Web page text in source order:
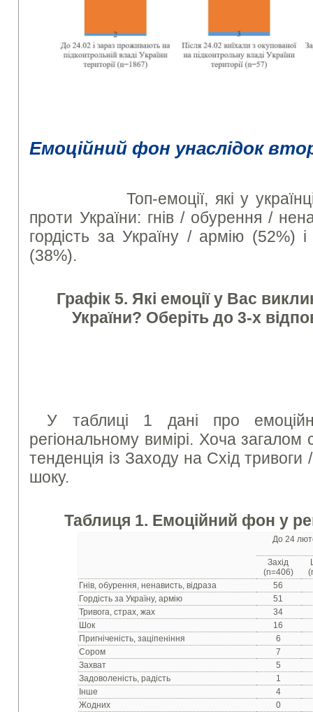
Емоційний фон унаслідок
Топ-емоції, які у українців
проти України: гнів / обурення /
гордість за Україну / армію (52%)
(38%).
Графік 5. Які емоції у Вас
України? Оберіть до 3-х
У таблиці 1 дані про
регіональному вимірі. Хоча загалом
тенденція із Заходу на Схід
шоку.
Таблиця 1. Емоційний фон у
До 24
Захід
(n=406)
Гнів, обурення, ненависть, відраза
56
Гордість за Україну, армію
51
Тривога, страх, жах
34
Шок
16
Пригніченість, заціпеніння
6
Сором
7
Захват
5
Задоволеність, радість
1
Інше
4
Жодних
0